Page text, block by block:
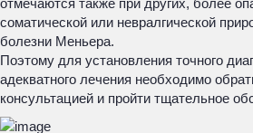
отмечаются также при других, более
соматической или невралгической
болезни Меньера.
Поэтому для установления точного
адекватного лечения необходимо
консультацией и пройти тщательное